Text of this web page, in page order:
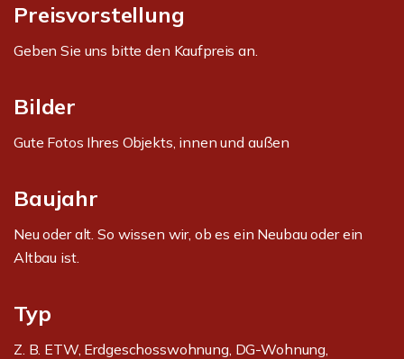
Preisvorstellung
Geben Sie uns bitte den Kaufpreis an.
Bilder
Gute Fotos Ihres Objekts, innen und außen
Baujahr
Neu oder alt. So wissen wir, ob es ein Neubau oder ein
Altbau ist.
Typ
Z. B. ETW, Erdgeschosswohnung, DG-Wohnung,